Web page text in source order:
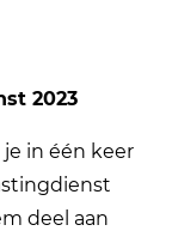
2023
in één keer
deel aan